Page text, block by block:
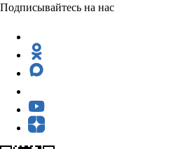
Подписывайтесь на нас